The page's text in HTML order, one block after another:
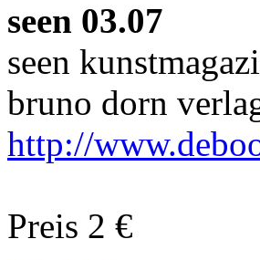
seen 03.07
seen
bruno dorn
http://
Preis 2 €